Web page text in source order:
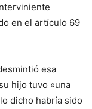
en el artículo 69
esa
hijo tuvo «una
dicho habría sido